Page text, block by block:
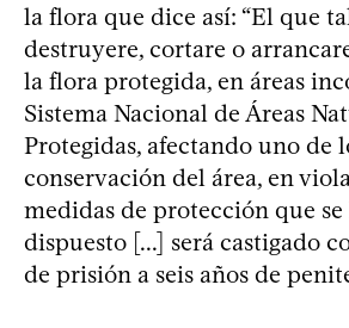
la flora que dice así: “El que
destruyere, cortare o
la flora protegida, en áreas
Sistema Nacional de Áreas
Protegidas, afectando uno de
conservación del área, en
medidas de protección que
dispuesto [...] será castigado
de prisión a seis años de